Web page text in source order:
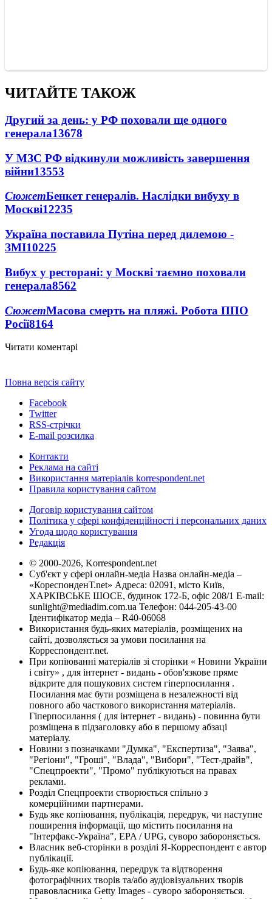
ЧИТАЙТЕ ТАКОЖ
Другий за день: у РФ поховали ще одного
генерала13678
У МЗС РФ відкинули можливість завершення
війни13553
СюжетБенкет генералів. Наслідки вибуху в
Москві12235
Україна поставила Путіна перед дилемою -
ЗМІ10225
Вибух у ресторані: у Москві таємно поховали
генерала8562
СюжетМасова смерть на пляжі. Робота ППО
Росії8164
Читати коментарі
Повна версія сайту
Facebook
Twitter
RSS-стрічки
E-mail розсилка
Контакти
Реклама на сайті
Використання матеріалів korrespondent.net
Правила користування сайтом
Договір користування сайтом
Політика у сфері конфіденційності і персональних даних
Угода щодо користування
Редакція
© 2000-2026, Korrespondent.net
Суб'єкт у сфері онлайн-медіа Назва онлайн-медіа –
«КореспонденТ.net» Адреса: 02091, місто Київ,
ХАРКІВСЬКЕ ШОСЕ, будинок 172-Б, офіс 208/1 E-mail:
sunlight@mediadim.com.ua Телефон: 044-205-43-00
Ідентифікатор медіа – R40-06068
Використання будь-яких матеріалів, розміщених на
сайті, дозволяється за умови посилання на
Корреспондент.net.
При копіюванні матеріалів зі сторінки « Новини України
і світу» , для інтернет - видань - обов'язкове пряме
відкрите для пошукових систем гіперпосилання .
Посилання має бути розміщена в незалежності від
повного або часткового використання матеріалів.
Гіперпосилання ( для інтернет - видань) - повинна бути
розміщена в підзаголовку або в першому абзаці
матеріалу.
Новини з позначками "Думка", "Експертиза", "Заява",
"Регіони", "Гроші", "Влада", "Вибори", "Тест-драйв",
"Спецпроекти", "Промо" публікуються на правах
реклами.
Розділ Спецпроекти створюється спільно з
комерційними партнерами.
Будь яке копіювання, публікація, передрук, чи наступне
поширення інформації, що містить посилання на
"Інтерфакс-Україна", EPA / UPG, суворо забороняється.
Власник веб-сторінки в розділі Я-Корреспондент є автор
публікації.
Будь-яке копіювання, передрук та відтворення
фотографічних творів та/або аудіовізуальних творів
правовласника Getty Images - суворо забороняється.